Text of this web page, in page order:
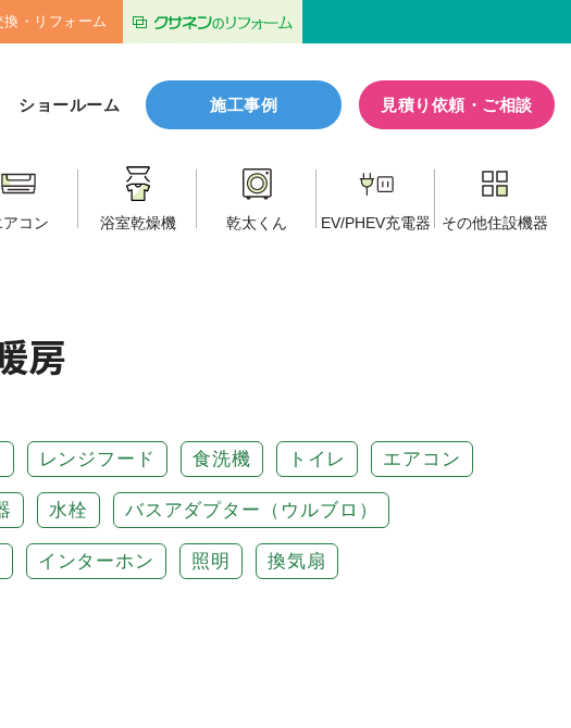
・リフォーム
ショールーム 施工事例 見積り依頼・ご相談
アコン 浴室乾燥機 乾太くん EV/PHEV充電器 その他住設機器
房
レンジフード 食洗機 トイレ エアコン
水栓 バスアダプター（ウルブロ）
インターホン 照明 換気扇